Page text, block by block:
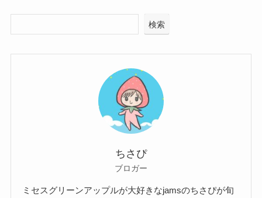
検索
ちさぴ
ブロガー
ミセスグリーンアップルが大好きなjamsのちさぴが旬